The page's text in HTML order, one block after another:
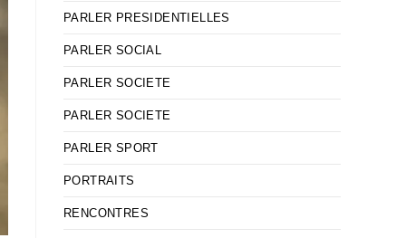
PARLER PRESIDENTIELLES
PARLER SOCIAL
PARLER SOCIETE
PARLER SOCIETE
PARLER SPORT
PORTRAITS
RENCONTRES